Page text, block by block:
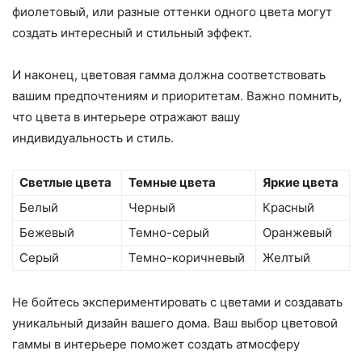
фиолетовый, или разные оттенки одного цвета могут
создать интересный и стильный эффект.
И наконец, цветовая гамма должна соответствовать
вашим предпочтениям и приоритетам. Важно помнить,
что цвета в интерьере отражают вашу
индивидуальность и стиль.
Светлые цвета Темные цвета
Яркие цвета
Белый
Черный
Красный
Бежевый
Темно-серый
Оранжевый
Серый
Темно-коричневый Желтый
Не бойтесь экспериментировать с цветами и создавать
уникальный дизайн вашего дома. Ваш выбор цветовой
гаммы в интерьере поможет создать атмосферу